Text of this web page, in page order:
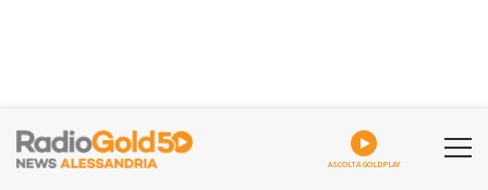
ASCOLTA GOLDPLAY